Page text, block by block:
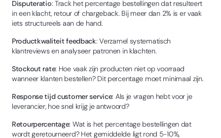
Disputeratio: Track het percentage bestellingen dat resulteert
in een klacht, retour of chargeback. Bij meer dan 2% is er vaak
iets structureels aan de hand.
Productkwaliteit feedback: Verzamel systematisch
klantreviews en analyseer patronen in klachten.
Stockout rate: Hoe vaak zijn producten niet op voorraad
wanneer klanten bestellen? Dit percentage moet minimaal zijn.
Response tijd customer service: Als je vragen hebt voor je
leverancier, hoe snel krijg je antwoord?
Retourpercentage: Wat is het percentage bestellingen dat
wordt geretourneerd? Het gemiddelde ligt rond 5-10%,